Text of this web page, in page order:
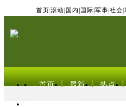
首页 滚动 国内 国际 军事 社会
首页 最新 热点